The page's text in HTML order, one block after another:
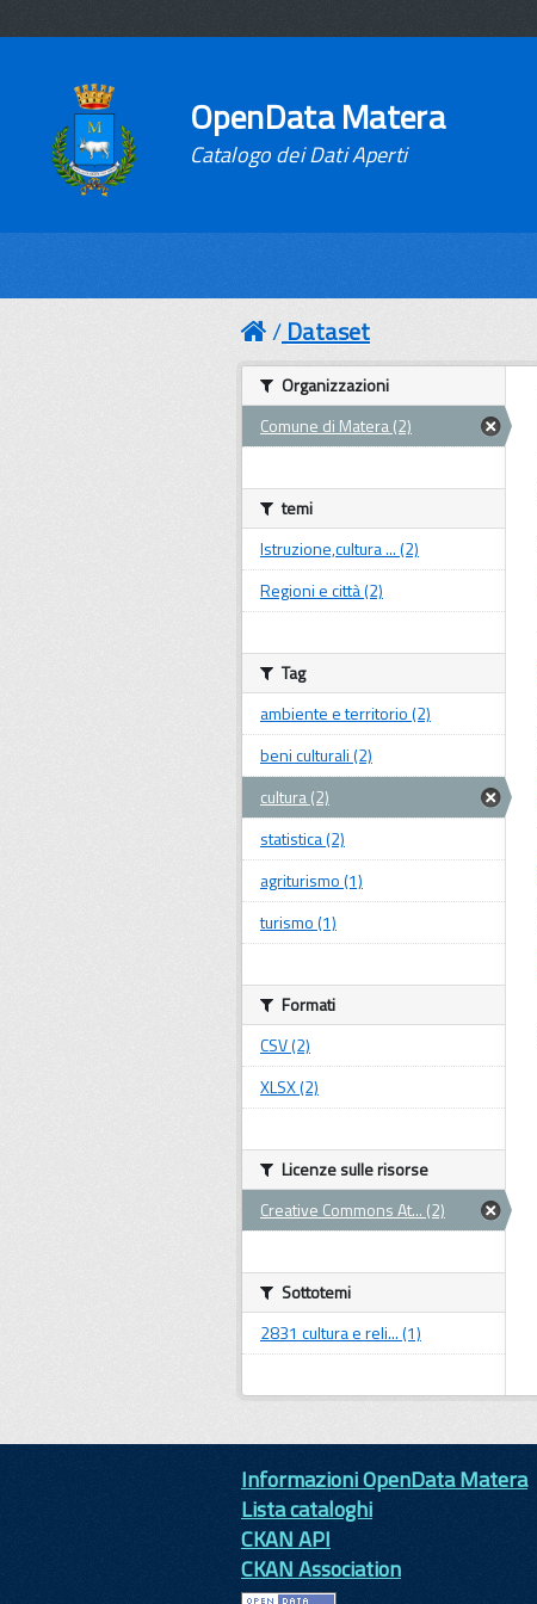
OpenData Matera
Catalogo dei Dati Aperti
Dataset
Organizzazioni
Comune di Matera (2)
temi
Istruzione,cultura ... (2)
Regioni e città (2)
Tag
ambiente e territorio (2)
beni culturali (2)
cultura (2)
statistica (2)
agriturismo (1)
turismo (1)
Formati
CSV (2)
XLSX (2)
Licenze sulle risorse
Creative Commons At... (2)
Sottotemi
2831 cultura e reli... (1)
Informazioni OpenData Matera
Lista cataloghi
CKAN API
CKAN Association